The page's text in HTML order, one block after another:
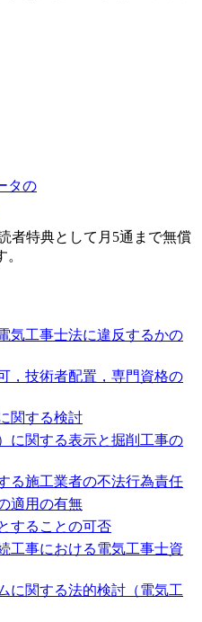
タの
者特典として月5通まで無償
気工事士法に違反するかの
，技術者配置，専門資格の
関する検討
に関する表示と掘削工事の
る施工業者の不法行為責任
適用の有無
することの可否
工事における電気工事士資
に関する法的検討（電気工